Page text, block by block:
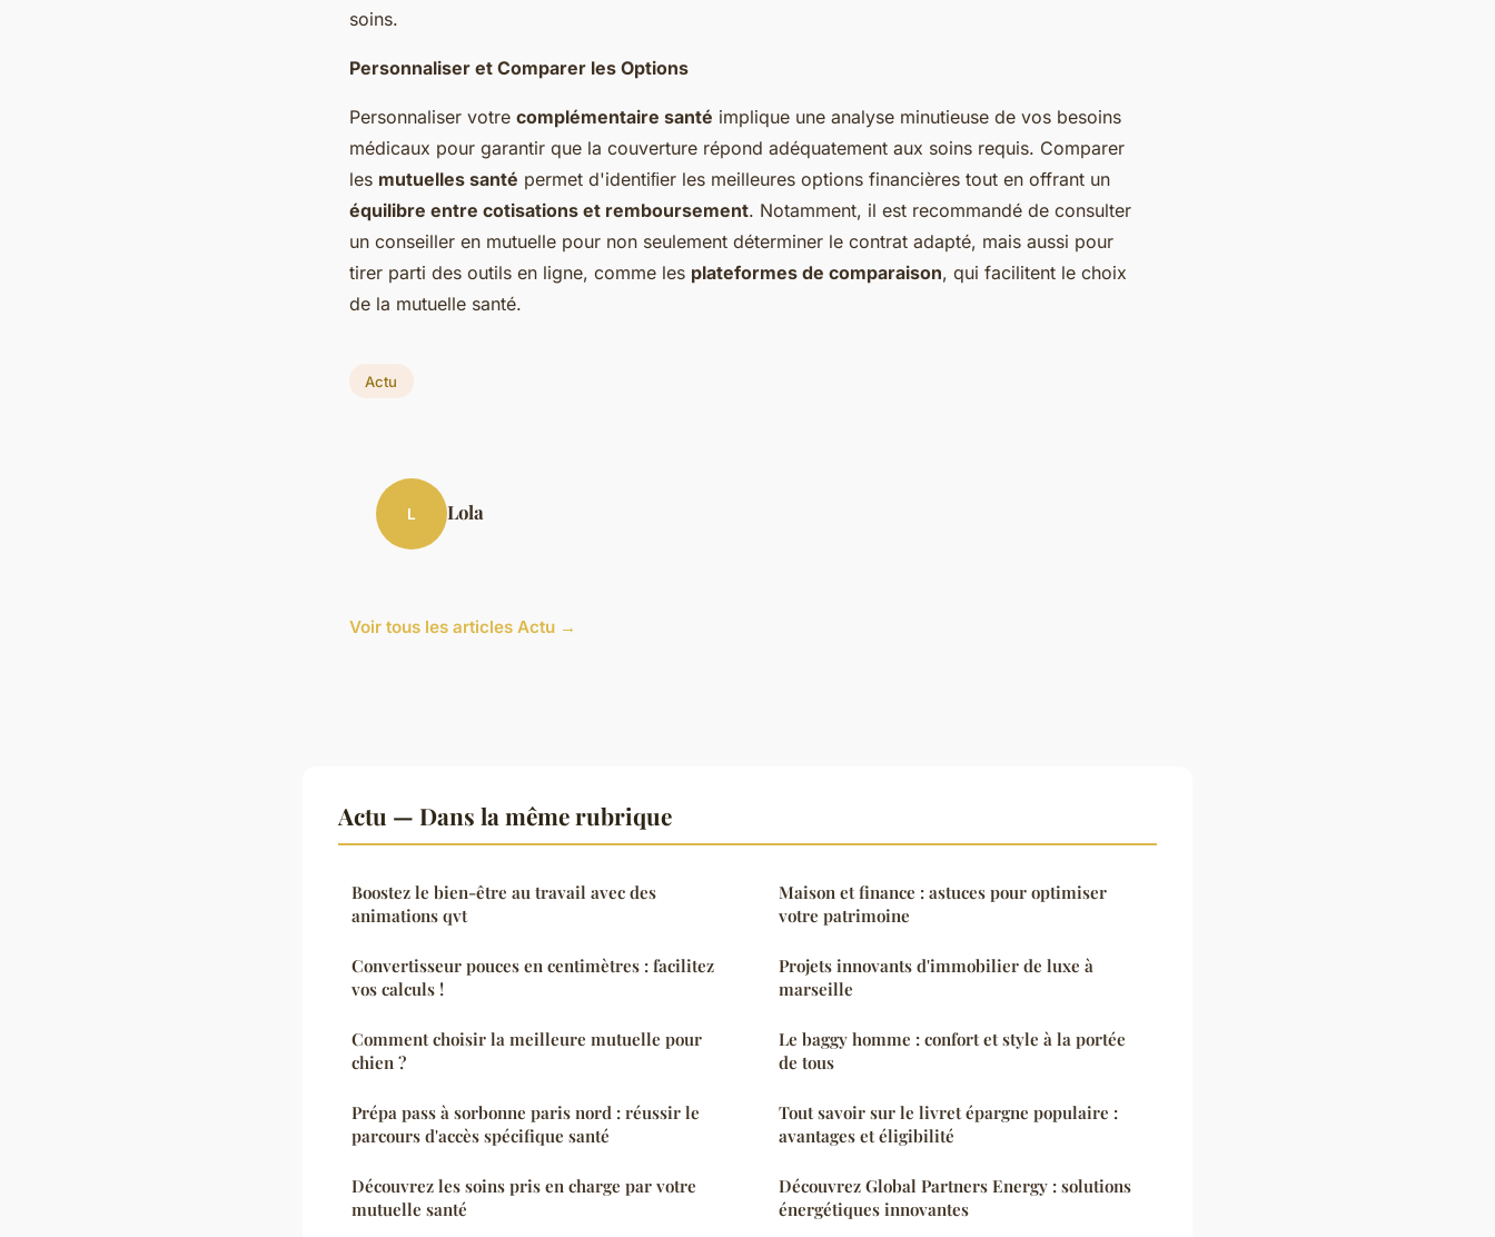
soins.
Personnaliser et Comparer les Options
Personnaliser votre complémentaire santé implique une analyse minutieuse de vos besoins
médicaux pour garantir que la couverture répond adéquatement aux soins requis. Comparer
les mutuelles santé permet d'identiﬁer les meilleures options financières tout en offrant un
équilibre entre cotisations et remboursement. Notamment, il est recommandé de consulter
un conseiller en mutuelle pour non seulement déterminer le contrat adapté, mais aussi pour
tirer parti des outils en ligne, comme les plateformes de comparaison, qui facilitent le choix
de la mutuelle santé.
Actu
L Lola
Voir tous les articles Actu →
Actu — Dans la même rubrique
Boostez le bien-être au travail avec des
animations qvt
Convertisseur pouces en centimètres : facilitez
vos calculs !
Comment choisir la meilleure mutuelle pour
chien ?
Prépa pass à sorbonne paris nord : réussir le
parcours d'accès spécifique santé
Découvrez les soins pris en charge par votre
mutuelle santé
Maison et finance : astuces pour optimiser
votre patrimoine
Projets innovants d'immobilier de luxe à
marseille
Le baggy homme : confort et style à la portée
de tous
Tout savoir sur le livret épargne populaire :
avantages et éligibilité
Découvrez Global Partners Energy : solutions
énergétiques innovantes